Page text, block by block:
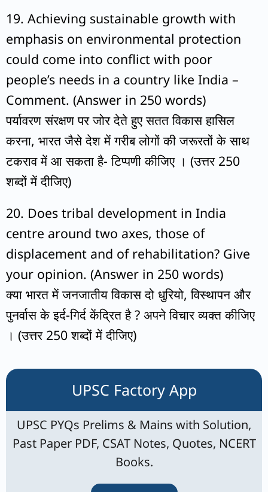
19. Achieving sustainable growth with
emphasis on environmental protection
could come into conflict with poor
people’s needs in a country like India –
Comment. (Answer in 250 words)
पर्यावरण संरक्षण पर जोर देते हुए सतत विकास हासिल
करना, भारत जैसे देश में गरीब लोगों की जरूरतों के साथ
टकराव में आ सकता है- टिप्पणी कीजिए । (उत्तर 250
शब्दों में दीजिए)
20. Does tribal development in India
centre around two axes, those of
displacement and of rehabilitation? Give
your opinion. (Answer in 250 words)
क्या भारत में जनजातीय विकास दो धुरियो, विस्थापन और
पुनर्वास के इर्द-गिर्द केंद्रित है ? अपने विचार व्यक्त कीजिए
। (उत्तर 250 शब्दों में दीजिए)
UPSC Factory App
UPSC PYQs Prelims & Mains with Solution,
Past Paper PDF, CSAT Notes, Quotes, NCERT
Books.